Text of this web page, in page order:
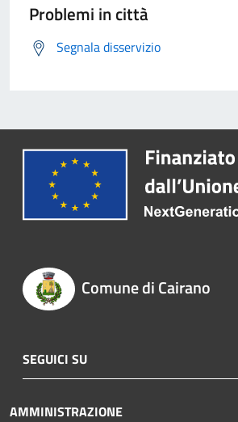
Problemi in città
Segnala disservizio
Comune di Cairano
SEGUICI SU
AMMINISTRAZIONE